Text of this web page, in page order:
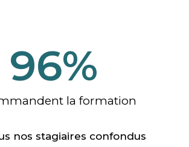
la formation
96%
nos stagiaires confondus